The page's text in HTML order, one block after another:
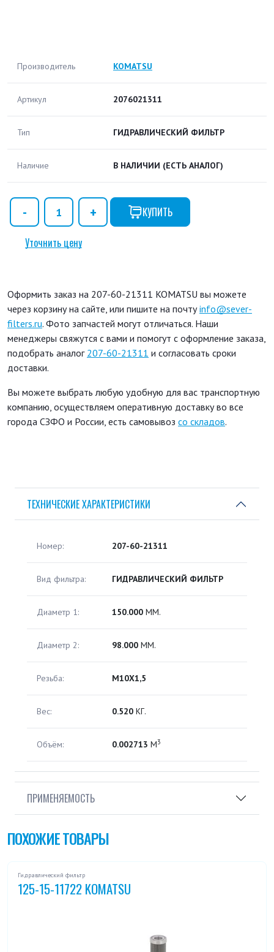
Производитель KOMATSU
Артикул 2076021311
Тип ГИДРАВЛИЧЕСКИЙ ФИЛЬТР
Наличие В НАЛИЧИИ (ЕСТЬ АНАЛОГ)
КУПИТЬ
Уточнить цену
Оформить заказ на 207-60-21311 KOMATSU вы можете
через корзину на сайте, или пишите на почтуinfo@sever-
filters.ru. Фото запчастей могут отличаться. Наши
менеджеры свяжутся с вами и помогут с оформление заказа,
подобрать аналог 207-60-21311 и согласовать сроки
доставки.
Вы можете выбрать любую удобную для вас транспортную
компанию, осуществляем оперативную доставку во все
города СЗФО и России, есть самовывоз со складов.
ТЕХНИЧЕСКИЕ ХАРАКТЕРИСТИКИ
Номер: 207-60-21311
Вид фильтра: ГИДРАВЛИЧЕСКИЙ ФИЛЬТР
Диаметр 1: 150.000 ММ.
Диаметр 2: 98.000 ММ.
Резьба: M10X1,5
Вес: 0.520 КГ.
Объём: 0.002713 М3
ПРИМЕНЯЕМОСТЬ
ПОХОЖИЕ ТОВАРЫ
Гидравлический фильтр
125-15-11722 KOMATSU